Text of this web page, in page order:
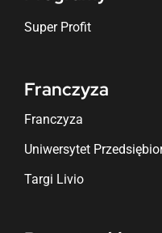
Super Profit
Franczyza
Franczyza
Uniwersytet
Targi Livio